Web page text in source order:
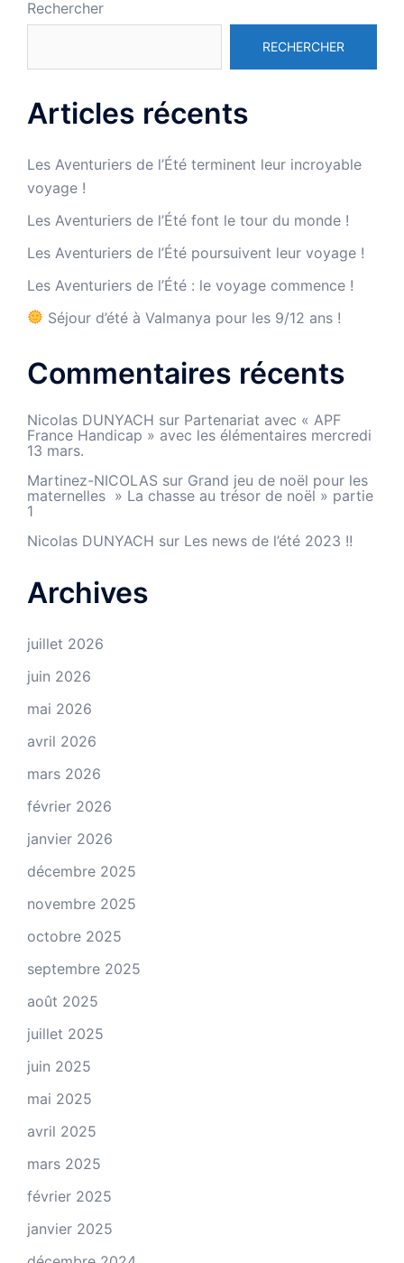
Rechercher
RECHERCHER
Articles récents
Les Aventuriers de l’Été terminent leur incroyable
voyage !
Les Aventuriers de l’Été font le tour du monde !
Les Aventuriers de l’Été poursuivent leur voyage !
Les Aventuriers de l’Été : le voyage commence !
Séjour d’été à Valmanya pour les 9/12 ans !
Commentaires récents
Nicolas DUNYACH sur Partenariat avec « APF
France Handicap » avec les élémentaires mercredi
13 mars.
Martinez-NICOLAS sur Grand jeu de noël pour les
maternelles » La chasse au trésor de noël » partie
1
Nicolas DUNYACH sur Les news de l’été 2023 !!
Archives
juillet 2026
juin 2026
mai 2026
avril 2026
mars 2026
février 2026
janvier 2026
décembre 2025
novembre 2025
octobre 2025
septembre 2025
août 2025
juillet 2025
juin 2025
mai 2025
avril 2025
mars 2025
février 2025
janvier 2025